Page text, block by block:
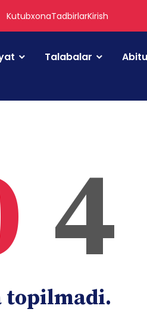
KutubxonaTadbirlarKirish
Talabalar
4
topilmadi.